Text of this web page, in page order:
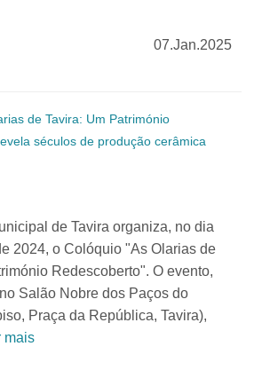
07.Jan.2025
de Tavira: Um Património
séculos de produção cerâmica
de Tavira organiza, no dia
2024, o Colóquio "As Olarias de
Redescoberto". O evento,
Salão Nobre dos Paços do
Praça da República, Tavira),
mais